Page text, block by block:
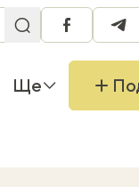
facebook
Ще